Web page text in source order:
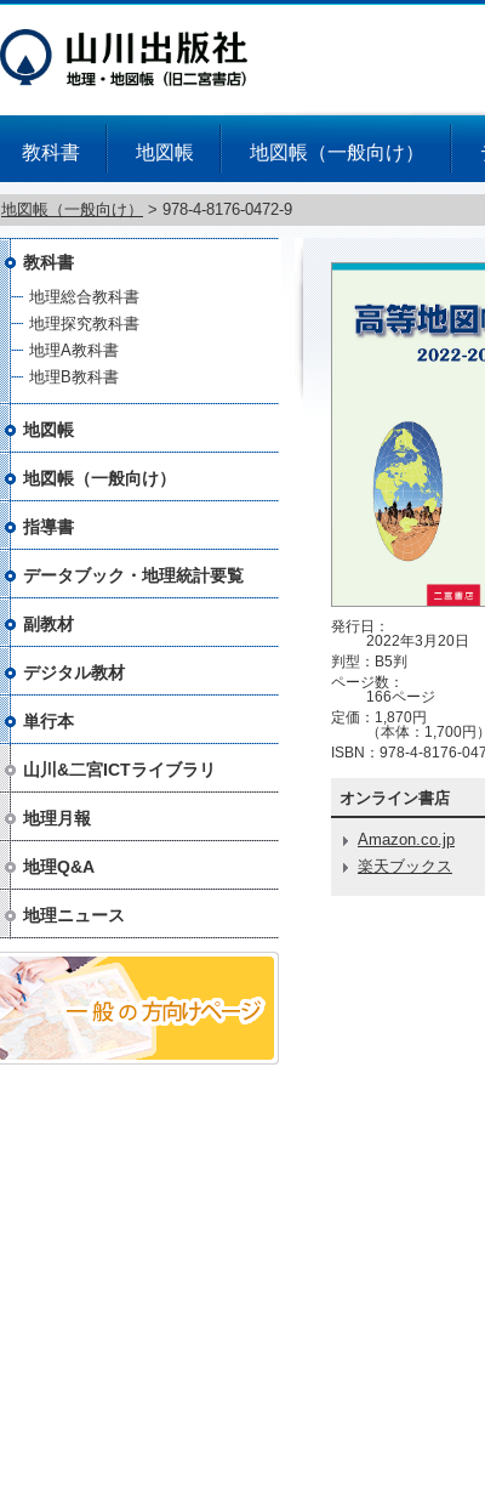
教科書 地図帳 地図帳（一般向け）
地図帳（一般向け） > 978-4-8176-0472-9
発行日：
2022年3月20日
判型：B5判
ページ数：
166ページ
定価：1,870円
（本体：1,700円）
ISBN：978-4-8176-
オンライン書店
Amazon.co.jp
楽天ブックス
教科書
地理総合教科書
地理探究教科書
地理A教科書
地理B教科書
地図帳
地図帳（一般向け）
指導書
データブック・地理統計要覧
副教材
デジタル教材
単行本
山川&二宮ICTライブラリ
地理月報
地理Q&A
地理ニュース